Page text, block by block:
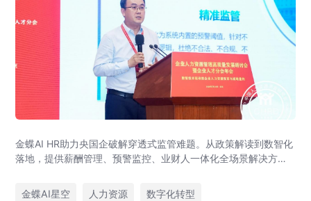
金蝶AI HR助力央国企破解穿透式监管难题。从政策解读到数智化
落地，提供薪酬管理、预警监控、业财人一体化全场景解决方
金蝶AI星空
人力资源 数字化转型